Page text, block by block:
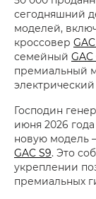
сегодняшний
моделей,
кроссовер
семейный GAC
премиальный
Господин
июня 2026
новую модель
GAC S9. Это
укреплении
премиальных